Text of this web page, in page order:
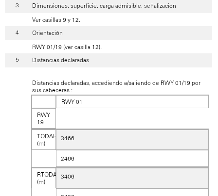
Dimensiones, superficie, carga admisible, señalización
Ver casillas 9 y 12.
Orientación
RWY 01/19 (ver casilla 12).
Distancias declaradas
Distancias declaradas, accediendo a/saliendo de RWY 01/19 por
sus cabeceras :
RWY 01
RWY
19
TODAH
(m)
3466
2466
RTODAH
(m)
3406